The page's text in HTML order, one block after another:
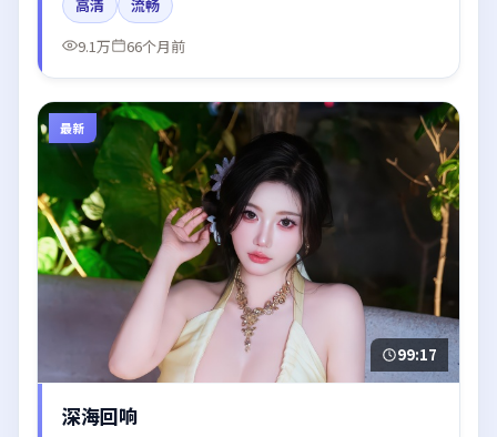
调摄影。
高清
流畅
9.1万
66个月前
最新
99:17
深海回响